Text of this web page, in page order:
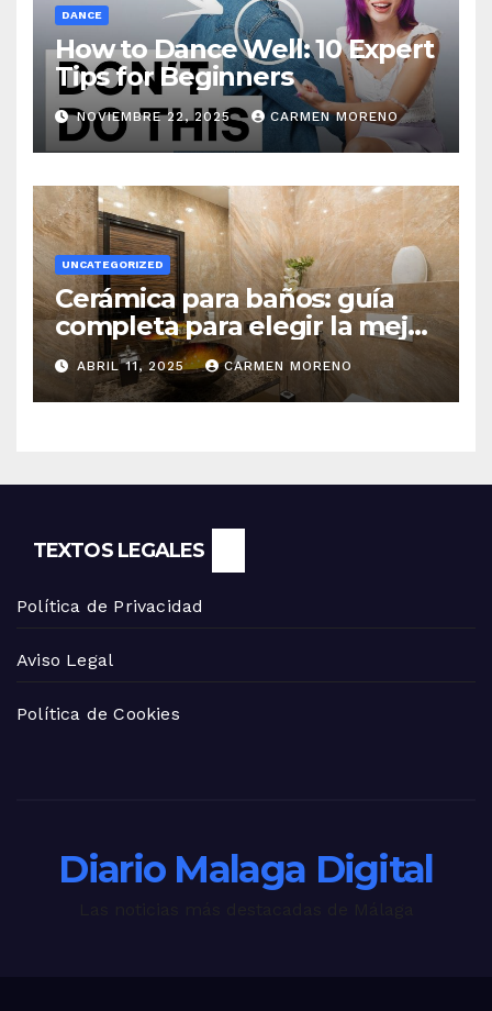
DANCE
How to Dance Well: 10 Expert
Tips for Beginners
NOVIEMBRE 22, 2025 CARMEN MORENO
UNCATEGORIZED
Cerámica para baños: guía
completa para elegir la mejor
opción
ABRIL 11, 2025 CARMEN MORENO
TEXTOS LEGALES
Política de Privacidad
Aviso Legal
Política de Cookies
Diario Malaga Digital